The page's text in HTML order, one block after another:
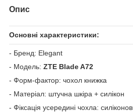
Опис
Основні характеристики:
- Бренд: Elegant
- Модель: ZTE Blade A72
- Форм-фактор: чохол книжка
- Матеріал: штучна шкіра + силікон
- Фіксація усередині чохла: